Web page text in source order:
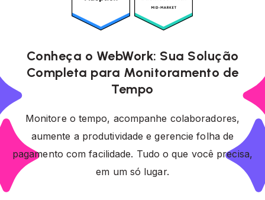
Conheça o WebWork: Sua Solução
Completa para Monitoramento de
Tempo
Monitore o tempo, acompanhe colaboradores,
aumente a produtividade e gerencie folha de
pagamento com facilidade. Tudo o que você precisa,
em um só lugar.